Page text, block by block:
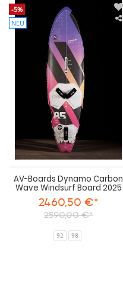
-5%
NEU
AV-Boards Dynamo Carbon
Wave Windsurf Board 2025
2460,50 €*
2590,00 €*
92 98